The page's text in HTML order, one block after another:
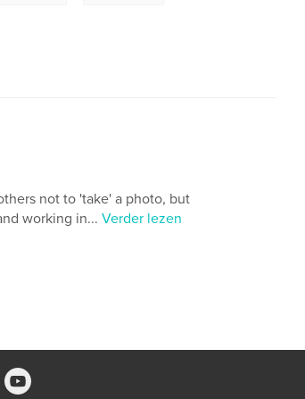
not to 'take' a photo, but
working in... Verder lezen